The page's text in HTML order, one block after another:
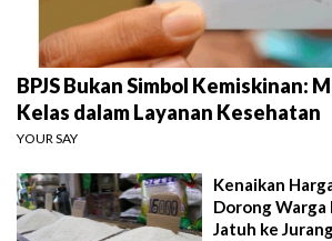
BPJS Bukan Simbol Kemiskinan:
Kelas dalam Layanan Kesehatan
YOUR SAY
Kenaikan
Dorong Warga
Jatuh ke